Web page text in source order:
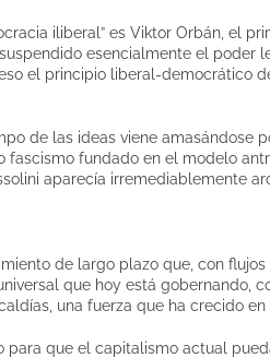
iliberal” es Viktor Orbán, el
esencialmente el poder
el principio liberal-democrático
de las ideas viene amasándose
fascismo fundado en el modelo
aparecía irremediablemente
de largo plazo que, con
que hoy está gobernando,
una fuerza que ha crecido en
para que el capitalismo actual